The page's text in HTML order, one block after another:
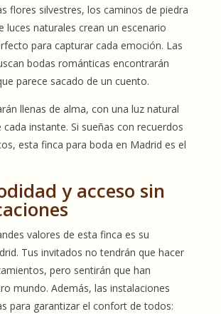
flores silvestres, los caminos de piedra
luces naturales crean un escenario
para capturar cada emoción. Las
bodas románticas encontrarán
parece sacado de un cuento.
llenas de alma, con una luz natural
cada instante. Si sueñas con recuerdos
esta finca para boda en Madrid es el
y acceso sin
valores de esta finca es su
Tus invitados no tendrán que hacer
pero sentirán que han
mundo. Además, las instalaciones
para garantizar el confort de todos: